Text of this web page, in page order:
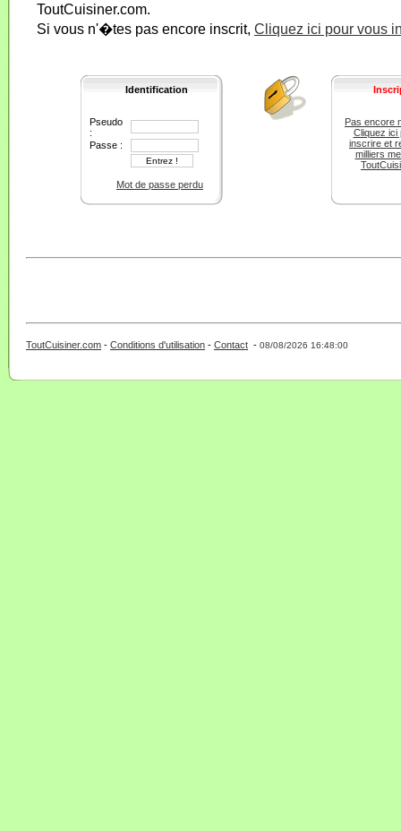
ToutCuisiner.com.
Si vous n'�tes pas encore inscrit, Cliquez ici pour vous
Identification
Pseudo
:
Passe :
Mot de passe perdu
Pas encore
Cliquez ici
inscrire et
milliers
ToutCuisiner.com - Conditions d'utilisation - Contact - 08/08/2026 16:48:00